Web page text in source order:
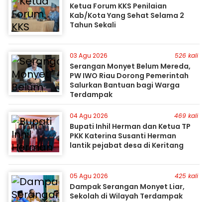
Ketua Forum KKS Penilaian
Kab/Kota Yang Sehat Selama 2
Tahun Sekali
03 Agu 2026 526 kali
Serangan Monyet Belum Mereda,
PW IWO Riau Dorong Pemerintah
Salurkan Bantuan bagi Warga
Terdampak
04 Agu 2026 469 kali
Bupati Inhil Herman dan Ketua TP
PKK Katerina Susanti Herman
lantik pejabat desa di Keritang
05 Agu 2026 425 kali
Dampak Serangan Monyet Liar,
Sekolah di Wilayah Terdampak